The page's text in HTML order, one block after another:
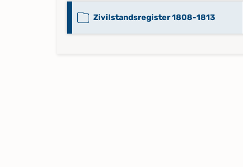
Zivilstandsregister 1808-1813